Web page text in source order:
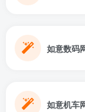
如意数码
如意机车